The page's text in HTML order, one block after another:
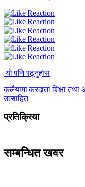
यो पनि पढ्नुहोस
कलैयामा करदाता शिक्षा तथा
उत्साहित
प्रतिक्रिया
सम्बन्धित खवर